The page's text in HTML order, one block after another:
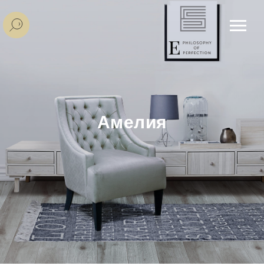
Амелия